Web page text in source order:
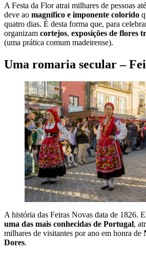
A Festa da Flor atrai milhares de pessoas
deve ao magnífico e imponente colorido
quatro dias. É desta forma que, para
organizam cortejos, exposições de flores
(uma prática comum madeirense).
Uma romaria secular –
A história das Feiras Novas data de 1826.
uma das mais conhecidas de Portugal,
milhares de visitantes por ano em honra de
Dores.